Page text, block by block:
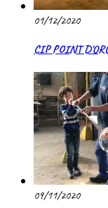
01/12/2020
CIP POINT
09/11/2020